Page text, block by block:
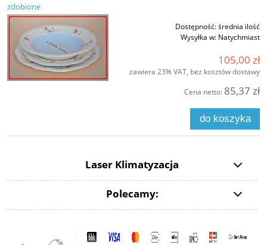
zdobione
Dostępność:średnia ilość
Wysyłka w: Natychmiast
105,00 zł
zawiera 23% VAT, bez kosztów dostawy
Cena netto: 85,37 zł
do koszyka
Laser Klimatyzacja
Polecamy: